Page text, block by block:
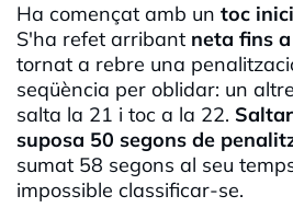
Ha començat amb un toc
S'ha refet arribant neta fins
tornat a rebre una
seqüència per oblidar: un
salta la 21 i toc a la 22.
suposa 50 segons de
sumat 58 segons al seu
impossible classificar-se.